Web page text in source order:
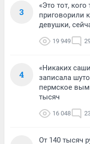
3
«Это тот,
приговорили
девушки,
19 949
4
«Никаких
записала
пермское
тысяч
16 048
От 140 тысяч